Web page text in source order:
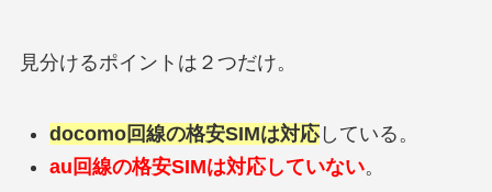
見分けるポイントは２つだけ。
docomo回線の格安SIMは対応している。
au回線の格安SIMは対応していない。